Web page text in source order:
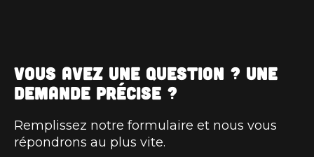
Vous avez une question ? Une
demande précise ?
Remplissez notre formulaire et nous vous
répondrons au plus vite.